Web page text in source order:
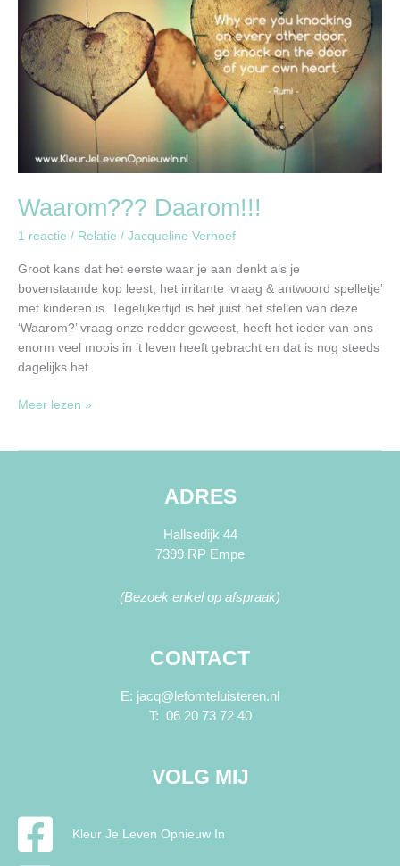
Waarom??? Daarom!!!
1 reactie / Relatie / Jacqueline Verhoef
Groot kans dat het eerste waar je aan denkt als je
bovenstaande kop leest, het irritante ‘vraag & antwoord spelletje’
met kinderen is. Tegelijkertijd is het juist het stellen van deze
‘Waarom?’ vraag onze redder geweest, heeft het ieder van ons
enorm veel moois in ’t leven heeft gebracht en dat is nog steeds
dagelijks het
Meer lezen »
ADRES
Hallsedijk 44
7399 RP Empe
(Bezoek enkel op afspraak)
CONTACT
E: jacq@lefomteluisteren.nl
T: 06 20 73 72 40
VOLG MIJ
Kleur Je Leven Opnieuw In